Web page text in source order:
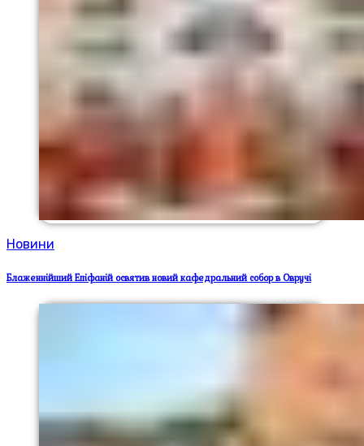
Новини
Блаженнійший Епіфаній освятив новий кафедральний собор в Овручі